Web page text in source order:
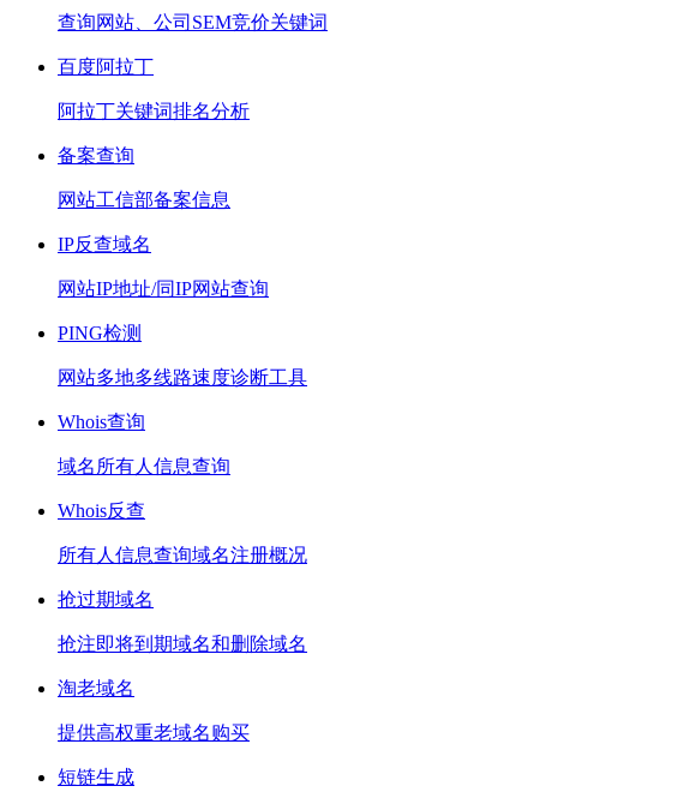
查询网站、公司SEM竞价关键词
百度阿拉丁
阿拉丁关键词排名分析
备案查询
网站工信部备案信息
IP反查域名
网站IP地址/同IP网站查询
PING检测
网站多地多线路速度诊断工具
Whois查询
域名所有人信息查询
Whois反查
所有人信息查询域名注册概况
抢过期域名
抢注即将到期域名和删除域名
淘老域名
提供高权重老域名购买
短链生成